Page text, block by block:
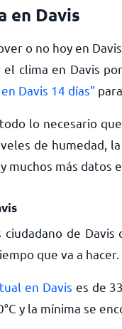
en Davis
o no hoy en
el clima en Davis
Davis 14 días"
lo necesario
de humedad,
muchos más datos
de
que va a hacer.
en Davis es de
°C y la mínima se